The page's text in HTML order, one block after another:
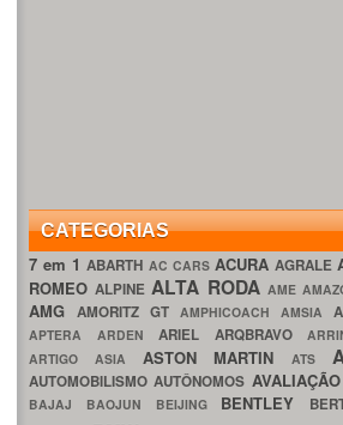
CATEGORIAS
7 em 1ABARTH AC CARS ACURA AGRALE
ROMEOALPINEALTA RODA AME
AMG AMORITZ GT AMPHICOACH AMSIA
APTERA ARDEN ARIEL ARQBRAVO
ARTIGO ASIA ASTON MARTINATS
AUTOMOBILISMOAUTÔNOMOS AVALIAÇÃO
BAJAJ BAOJUN BEIJING BENTLEY